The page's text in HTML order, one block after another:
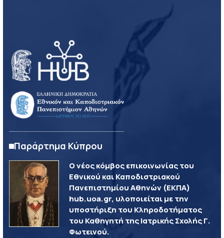
Παράρτημα Κύπρου
Ο νέος κόμβος επικοινωνίας του
Εθνικού και Καποδιστριακού
Πανεπιστημίου Αθηνών (ΕΚΠΑ)
hub.uoa.gr, υλοποιείται με την
υποστήριξη του Κληροδοτήματος
του Καθηγητή της Ιατρικής Σχολής Γ.
Φωτεινού.